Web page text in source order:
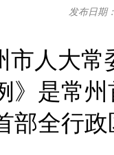
发布日期
人大常
》是常
部全行